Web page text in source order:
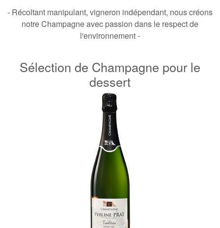
- Récoltant manipulant, vigneron indépendant, nous créons
notre Champagne avec passion dans le respect de
l'environnement -
Sélection de Champagne pour le
dessert